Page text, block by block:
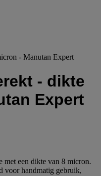
- Manutan Expert
- dikte
Expert
met een dikte van 8 micron.
voor handmatig gebruik,